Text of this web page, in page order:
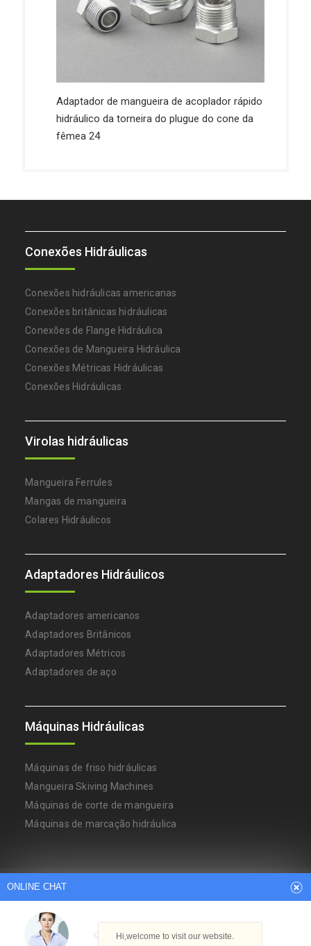
Adaptador de mangueira de acoplador rápido
hidráulico da torneira do plugue do cone da
fêmea 24
Conexões Hidráulicas
Conexões hidráulicas americanas
Conexões britânicas hidráulicas
Conexões de Flange Hidráulica
Conexões de Mangueira Hidráulica
Conexões Métricas Hidráulicas
Conexões Hidráulicas
Virolas hidráulicas
Mangueira Ferrules
Mangas de mangueira
Colares Hidráulicos
Adaptadores Hidráulicos
Adaptadores americanos
Adaptadores Britânicos
Adaptadores Métricos
Adaptadores de aço
Máquinas Hidráulicas
Máquinas de friso hidráulicas
Mangueira Skiving Machines
Máquinas de corte de mangueira
Máquinas de marcação hidráulica
Arabic
German
Italian Japanese
Persian
Portuguese
Thai
ONLINE CHAT
Hi,welcome to visit our website.